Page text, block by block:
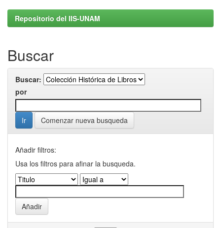
Repositorio del IIS-UNAM
Buscar
Buscar:
por
Comenzar nueva busqueda
Añadir filtros:
Usa los filtros para afinar la busqueda.